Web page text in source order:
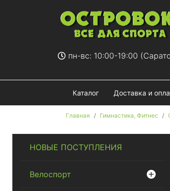
пн-вс: 10:00-19:00
Каталог Доставка и
Главная Гимнастика, Фитнес
НОВЫЕ ПОСТУПЛЕНИЯ
Велоспорт